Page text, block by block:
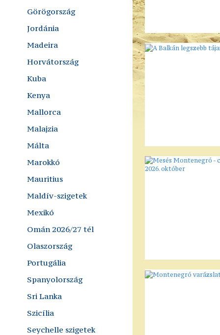
Görögország
Jordánia
Madeira
Horvátország
Kuba
Kenya
Mallorca
Malajzia
Málta
Marokkó
Mauritius
Maldív-szigetek
Mexikó
Omán 2026/27 tél
Olaszország
Portugália
Spanyolország
Sri Lanka
Szicília
Seychelle szigetek